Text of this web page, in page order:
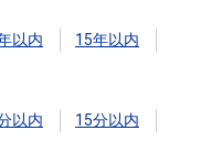
以内
15年以内
以内
15分以内